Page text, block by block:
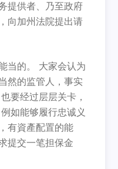
提供者、乃至政府
向加州法院提出请
当的。 大家会认为
然的监管人，事实
要经过层层关卡，
如能够履行忠诚义
有資產配置的能
提交一笔担保金